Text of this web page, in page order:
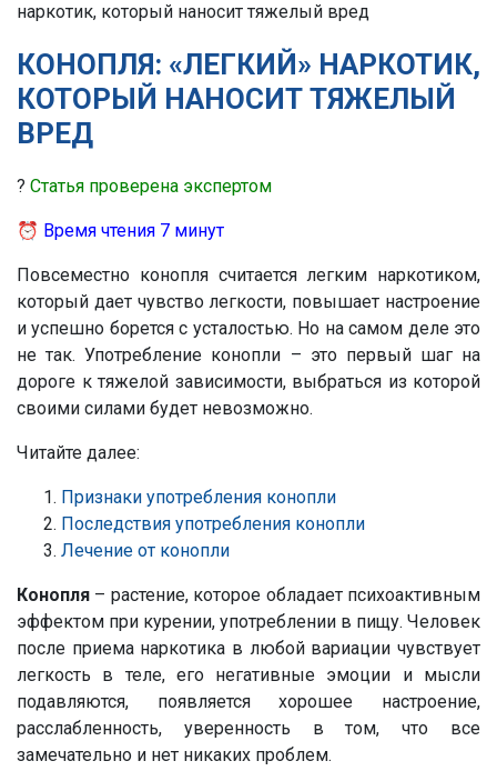
наркотик, который наносит тяжелый вред
КОНОПЛЯ: «ЛЕГКИЙ» НАРКОТИК,
КОТОРЫЙ НАНОСИТ ТЯЖЕЛЫЙ
ВРЕД
? Статья проверена экспертом
⏰ Время чтения 7 минут
Повсеместно конопля считается легким наркотиком,
который дает чувство легкости, повышает настроение
и успешно борется с усталостью. Но на самом деле это
не так. Употребление конопли – это первый шаг на
дороге к тяжелой зависимости, выбраться из которой
своими силами будет невозможно.
Читайте далее:
Признаки употребления конопли
Последствия употребления конопли
Лечение от конопли
Конопля – растение, которое обладает психоактивным
эффектом при курении, употреблении в пищу. Человек
после приема наркотика в любой вариации чувствует
легкость в теле, его негативные эмоции и мысли
подавляются, появляется хорошее настроение,
расслабленность, уверенность в том, что все
замечательно и нет никаких проблем.